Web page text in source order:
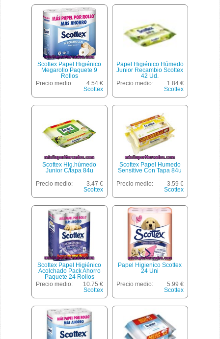
Scottex Papel Higiénico
Megarollo Paquete 9
Rollos
Precio medio:
4.54 €
Scottex
Papel Higiénico Húmedo
Junior Recambio Scottex
42 Ud.
Precio medio:
1.84 €
Scottex
Scottex Hig.húmedo
Junior C/tapa 84u
Precio medio:
3.47 €
Scottex
Scottex Papel Humedo
Sensitive Con Tapa 84u
Precio medio:
3.59 €
Scottex
Scottex Papel Higiénico
Acolchado Pack Ahorro
Paquete 24 Rollos
Precio medio:
10.75 €
Scottex
Papel Higienico Scottex
24 Uni
Precio medio:
5.99 €
Scottex